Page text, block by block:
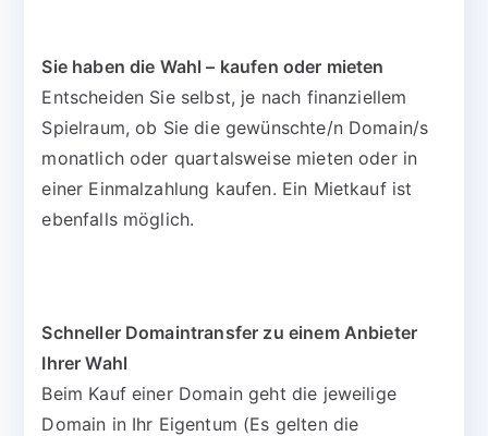
Sie haben die Wahl – kaufen oder mieten
Entscheiden Sie selbst, je nach finanziellem
Spielraum, ob Sie die gewünschte/n Domain/s
monatlich oder quartalsweise mieten oder in
einer Einmalzahlung kaufen. Ein Mietkauf ist
ebenfalls möglich.
Schneller Domaintransfer zu einem Anbieter
Ihrer Wahl
Beim Kauf einer Domain geht die jeweilige
Domain in Ihr Eigentum (Es gelten die